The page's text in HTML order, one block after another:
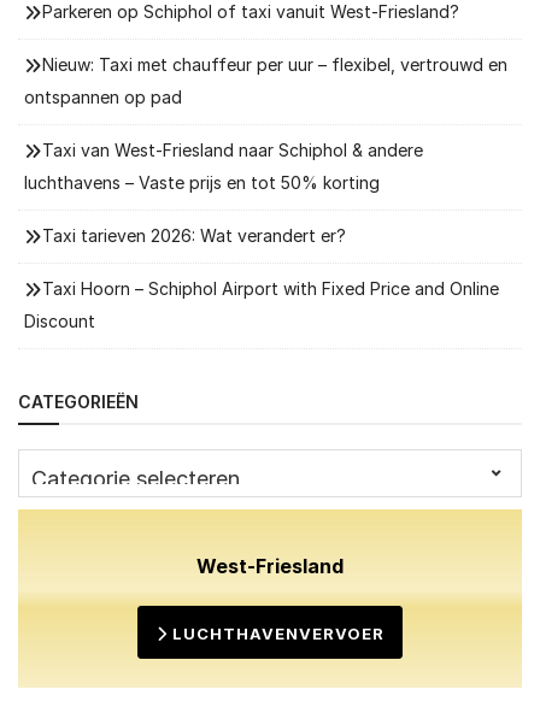
Parkeren op Schiphol of taxi vanuit West-Friesland?
Nieuw: Taxi met chauffeur per uur – flexibel, vertrouwd en
ontspannen op pad
Taxi van West-Friesland naar Schiphol & andere
luchthavens – Vaste prijs en tot 50% korting
Taxi tarieven 2026: Wat verandert er?
Taxi Hoorn – Schiphol Airport with Fixed Price and Online
Discount
CATEGORIEËN
West-Friesland
LUCHTHAVENVERVOER